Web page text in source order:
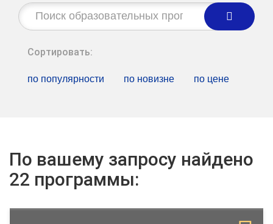
Строка
поиска:
Сортировать:
по популярности по новизне по цене
По вашему запросу найдено
22 программы: